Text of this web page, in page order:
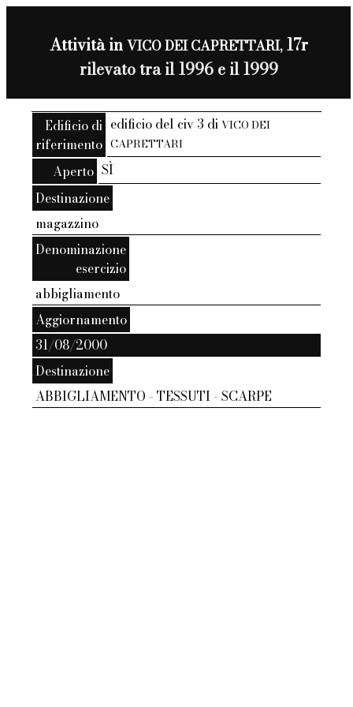
Attività inVICO DEI CAPRETTARI,17r
rilevato tra il 1996 e il 1999
Edificio di
riferimento
edificio del civ 3 diVICO DEI
CAPRETTARI
Aperto SÌ
Destinazione
magazzino
Denominazione
esercizio
abbigliamento
Aggiornamento
31/08/2000
Destinazione
ABBIGLIAMENTO - TESSUTI - SCARPE